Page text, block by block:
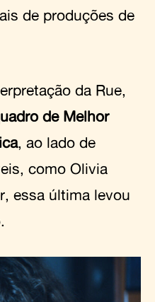
de produções de
da Rue,
de Melhor
, ao lado de
como Olivia
essa última levou